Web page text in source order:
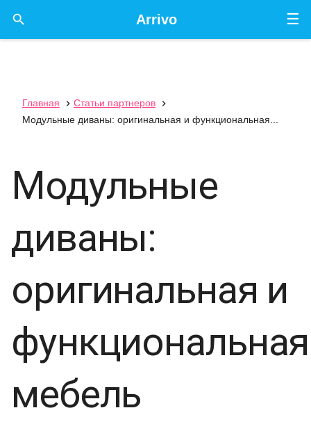
☰
Arrivo

Главная  Статьи партнеров

Модульные диваны: оригинальная и функциональная...
Модульные
диваны:
оригинальная и
функциональная
мебель